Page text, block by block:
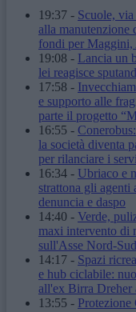
19:37 - Scuole,
alla manutenzione
fondi per Maggini,
19:08 - Lancia un
lei reagisce
17:58 -
e supporto alle
parte il progetto
16:55 -
la società diventa
per rilanciare i
16:34 - Ubriaco e
strattona gli agenti
denuncia e daspo
14:40 - Verde,
maxi intervento di
sull'Asse Nord-Sud
14:17 - Spazi
e hub ciclabile:
all'ex Birra Dreher
13:55 - Protezione